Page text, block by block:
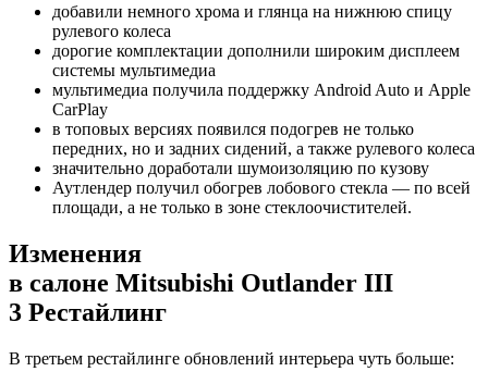
добавили немного хрома и глянца на нижнюю спицу
рулевого колеса
дорогие комплектации дополнили широким дисплеем
системы мультимедиа
мультимедиа получила поддержку Android Auto и Apple
CarPlay
в топовых версиях появился подогрев не только
передних, но и задних сидений, а также рулевого колеса
значительно доработали шумоизоляцию по кузову
Аутлендер получил обогрев лобового стекла — по всей
площади, а не только в зоне стеклоочистителей.
Изменения
в салоне Mitsubishi Outlander III
3 Рестайлинг
В третьем рестайлинге обновлений интерьера чуть больше: